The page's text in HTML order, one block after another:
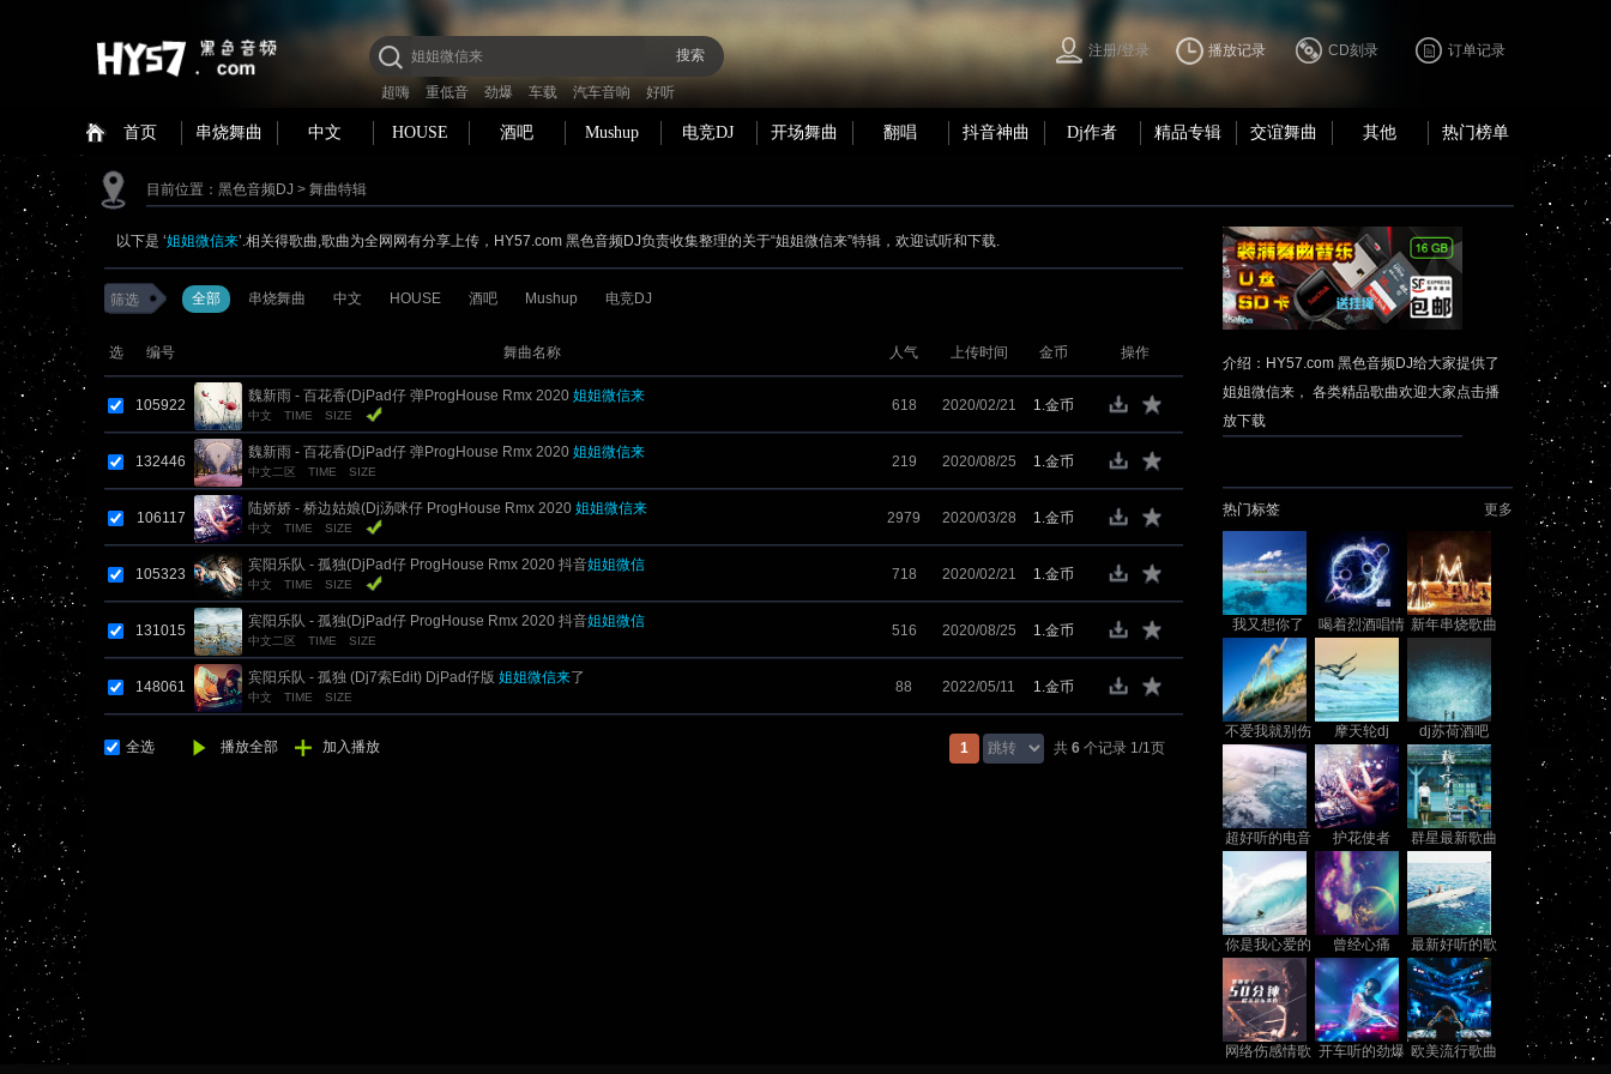
搜索
超嗨 重低音 劲爆 车载 汽车音响 好听
注册/登录 播放记录 CD刻录 订单记录
首页 串烧舞曲 中文 HOUSE 酒吧 Mushup 电竞DJ 开场舞曲 翻唱 抖音神曲 Dj作者 精品专辑 交谊舞曲 其他 热门榜单
目前位置： 黑色音频DJ > 舞曲特辑
以下是 ‘姐姐微信来’.相关得歌曲,歌曲为全网网有分享上传，HY57.com 黑色音频DJ负责收集整理的关于“姐姐微信来”特辑，欢迎试听和下载.
筛选 全部 串烧舞曲 中文 HOUSE 酒吧 Mushup 电竞DJ
选 编号 舞曲名称 人气 上传时间 金币 操作
105922
魏新雨 - 百花香(DjPad仔 弹ProgHouse Rmx 2020 姐姐微信来
了 隆回Dj阿杰修改版)
中文 TIME SIZE
618 2020/02/21 1.金币
132446
魏新雨 - 百花香(DjPad仔 弹ProgHouse Rmx 2020 姐姐微信来
了 隆回Dj阿杰修改版)
中文二区 TIME SIZE
219 2020/08/25 1.金币
106117
陆娇娇 - 桥边姑娘(Dj汤咪仔 ProgHouse Rmx 2020 姐姐微信来
了)
中文 TIME SIZE
2979 2020/03/28 1.金币
105323
宾阳乐队 - 孤独(DjPad仔 ProgHouse Rmx 2020 抖音姐姐微信
来了健锋修改版)
中文 TIME SIZE
718 2020/02/21 1.金币
131015
宾阳乐队 - 孤独(DjPad仔 ProgHouse Rmx 2020 抖音姐姐微信
来了健锋修改版)
中文二区 TIME SIZE
516 2020/08/25 1.金币
148061
宾阳乐队 - 孤独 (Dj7索Edit) DjPad仔版 姐姐微信来了
中文 TIME SIZE
88 2022/05/11 1.金币
全选 播放全部 加入播放 1 共 6个记录 1/1页
介绍：HY57.com 黑色音频DJ给大家提供了
姐姐微信来， 各类精品歌曲欢迎大家点击播
放下载
热门标签 更多
我又想你了
喝着烈酒唱情 新年串烧歌曲
不爱我就别伤
害我DJ下载
摩天轮dj dj苏荷酒吧
超好听的电音
纯音乐
护花使者 群星最新歌曲
你是我心爱的
姑娘
曾经心痛
最新好听的歌
曲
网络伤感情歌 开车听的劲爆 欧美流行歌曲